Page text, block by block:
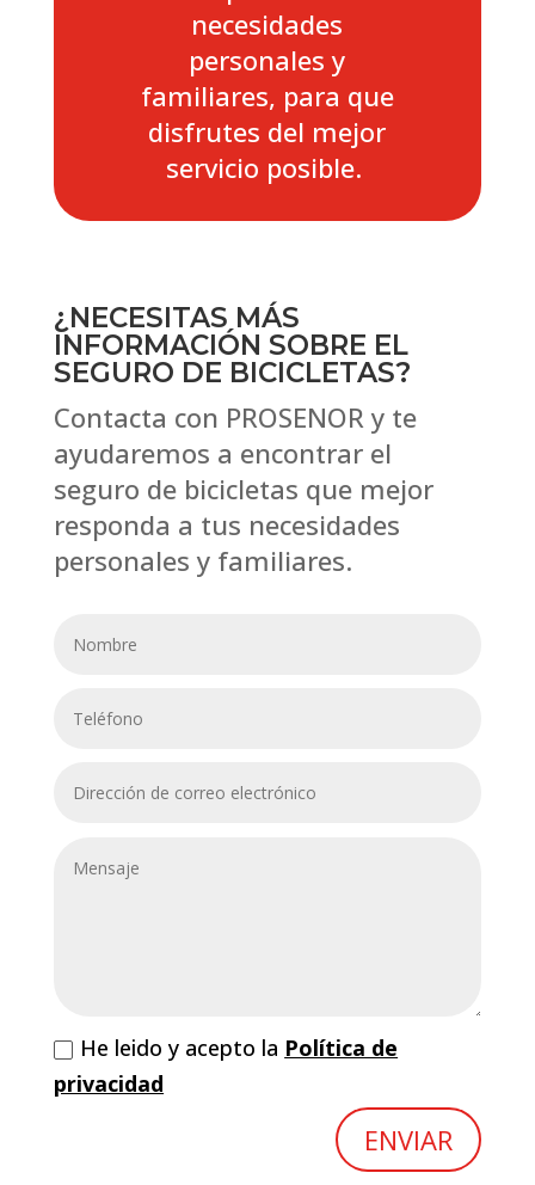
necesidades
personales y
familiares, para que
disfrutes del mejor
servicio posible.
¿NECESITAS MÁS
INFORMACIÓN SOBRE EL
SEGURO DE BICICLETAS?
Contacta con PROSENOR y te
ayudaremos a encontrar el
seguro de bicicletas que mejor
responda a tus necesidades
personales y familiares.
He leido y acepto la Política de
privacidad
ENVIAR